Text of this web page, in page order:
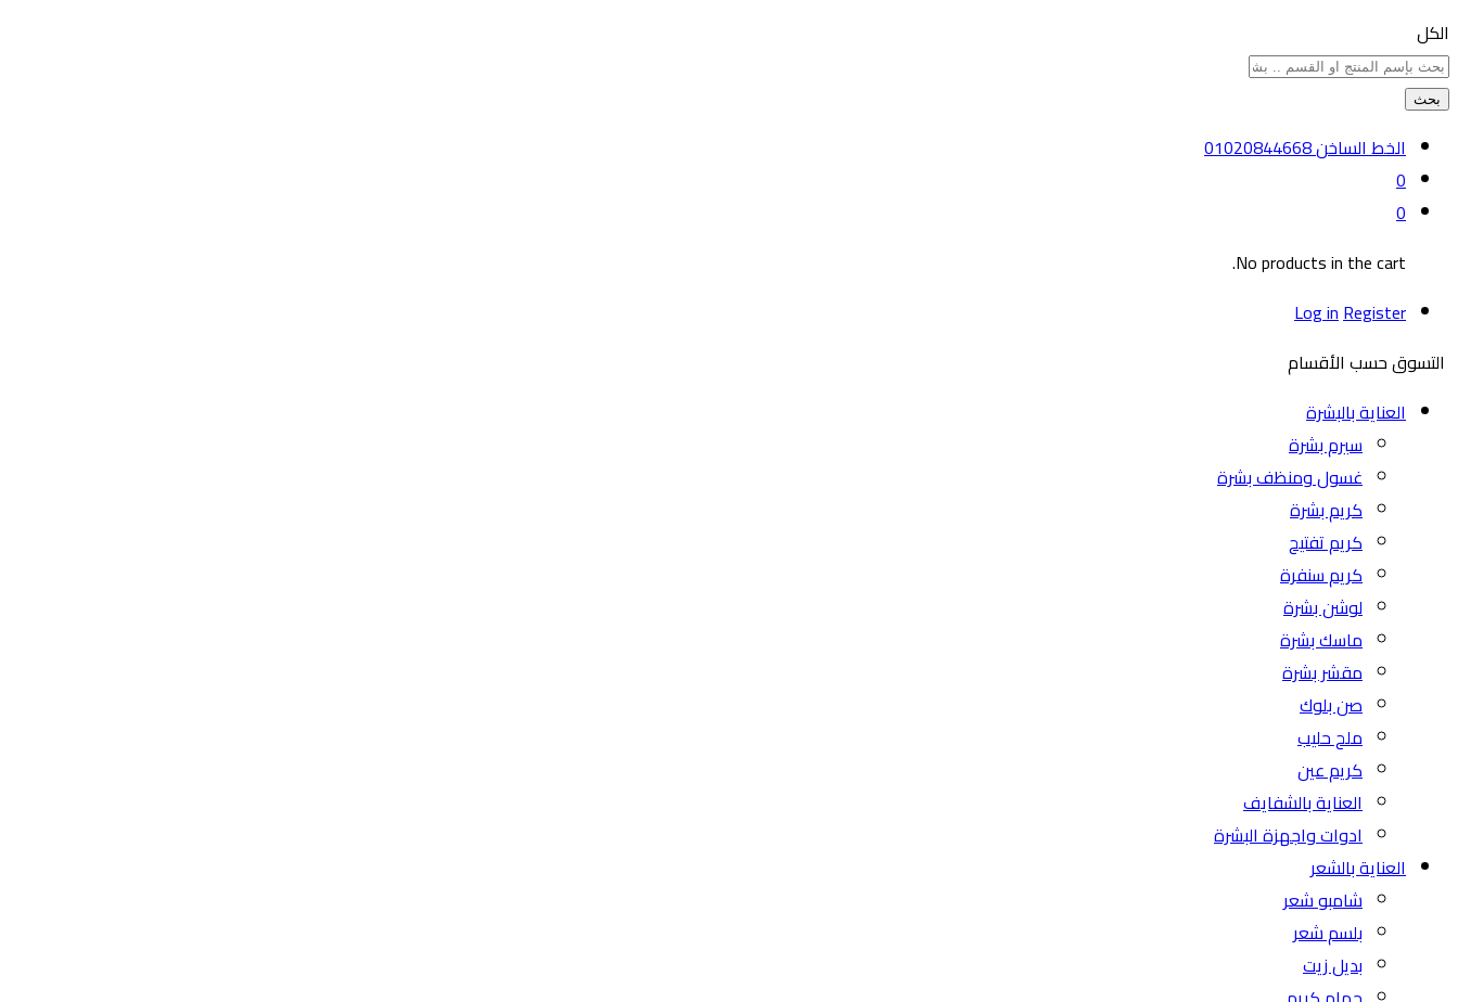
الكل
بحث
الخط الساخن01020844668
0
0
No products in the cart.
Log inRegister
التسوق حسب الأقسام
العناية بالبشرة
سيرم بشرة
غسول ومنظف بشرة
كريم بشرة
كريم تفتيح
كريم سنفرة
لوشن بشرة
ماسك بشرة
مقشر بشرة
صن بلوك
ملح حليب
كريم عين
العناية بالشفايف
ادوات واجهزة البشرة
العناية بالشعر
شامبو شعر
بلسم شعر
بديل زيت